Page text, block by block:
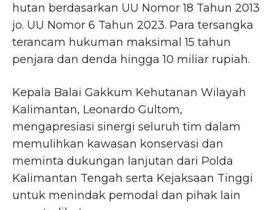
hutan berdasarkan UU Nomor 18 Tahun 2013
jo. UU Nomor 6 Tahun 2023. Para tersangka
terancam hukuman maksimal 15 tahun
penjara dan denda hingga 10 miliar rupiah.
Kepala Balai Gakkum Kehutanan Wilayah
Kalimantan, Leonardo Gultom,
mengapresiasi sinergi seluruh tim dalam
memulihkan kawasan konservasi dan
meminta dukungan lanjutan dari Polda
Kalimantan Tengah serta Kejaksaan Tinggi
untuk menindak pemodal dan pihak lain